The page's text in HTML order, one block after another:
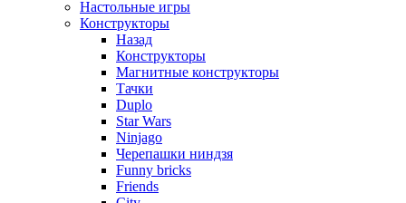
Настольные игры
Конструкторы
Назад
Конструкторы
Магнитные конструкторы
Тачки
Duplo
Star Wars
Ninjago
Черепашки ниндзя
Funny bricks
Friends